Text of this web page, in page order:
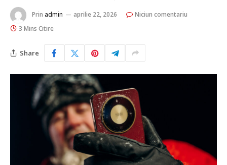
Prin admin aprilie 22, 2026
Niciun comentariu
3 Mins Citire
Share